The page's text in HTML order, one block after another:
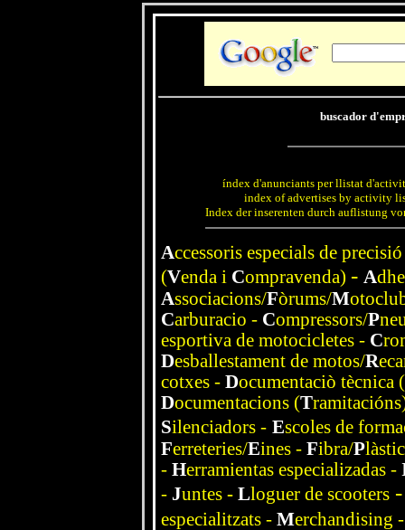
buscador
índex d'anunciants per llistat
index of advertises by activity
Index der inserenten durch auflistung
Accessoris especials de precisió
(Venda i Compravenda) - A
Associacions/Fòrums/M
Carburacio - Compressors/Pn
esportiva de motocicletes - C
Desballestament de motos/R
cotxes - Documentaciò tècnica (
Documentacions (T
Silenciadors - Escoles de
Ferreteries/Eines - Fibra/P
- Herramientas especializadas -
- Juntes - Lloguer de scooters -
especialitzats - Merchandising